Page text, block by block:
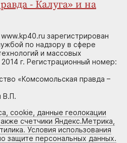
- Калуга» и на
зарегистрирован
по надзору в сфере
и массовых
г. Регистрационный номер:
«Комсомольская правда –
В.П.
cookie, данные геолокации
счетчики Яндекс.Метрика,
Условия использования
защите персональных данных.